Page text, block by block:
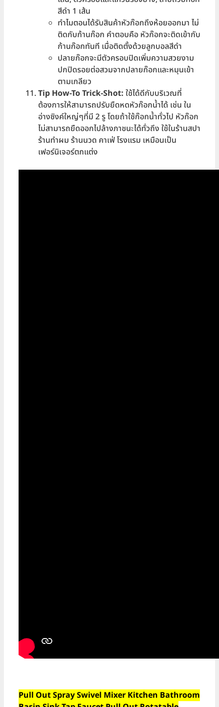
สีดำ 1 เส้น
ทำไมตอนได้รับสินค้าหัวก๊อกถึงห้อยออกมา ไม่
ติดกับก้านก๊อก คำตอบคือ หัวก๊อกจะติดเข้ากับ
ก้านก๊อกทันที เมื่อติดตั้งด้วยลูกบอลสีดำ
ปลายก๊อกจะมีตัวครอบปิดเพิ่มความสวยงาม
ปกปิดรอยต่อสวมจากปลายก๊อกและหมุนเข้า
ตามเกลียว
Tip How-To Trick-Shot: ใช้ได้ดีกับบริเวณที่
ต้องการให้สามารถปรับยืดหดหัวก๊อกน้ำได้ เช่น ใน
อ่างซิงค์ใหญ่ๆที่มี 2 รู โดยถ้าใช้ก๊อกน้ำทั่วไป หัวก๊อก
ไม่สามารถยืดออกไปล้างภาชนะได้ทั่วถึง ใช้ในร้านสปา
ร้านทำผม ร้านนวด คาเฟ่ โรงแรม เหมือนเป็น
เฟอร์นิเจอร์ตกแต่ง
Pull Out Spray Swivel Mixer Kitchen Bathroom